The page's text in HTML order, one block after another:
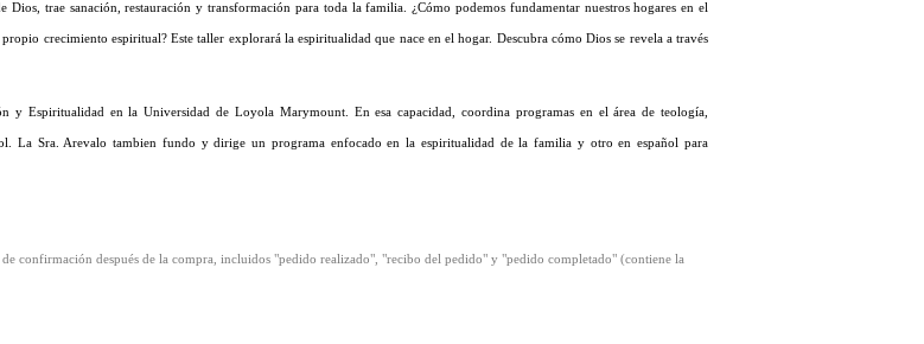
trae sanación, restauración y transformación para toda la familia. ¿Cómo podemos fundamentar nuestros hogares en el
crecimiento espiritual? Este taller explorará la espiritualidad que nace en el hogar. Descubra cómo Dios se revela a través
y Espiritualidad en la Universidad de Loyola Marymount. En esa capacidad, coordina programas en el área de teología,
La Sra. Arevalo tambien fundo y dirige un programa enfocado en la espiritualidad de la familia y otro en español para
confirmación después de la compra, incluidos "pedido realizado", "recibo del pedido" y "pedido completado" (contiene la